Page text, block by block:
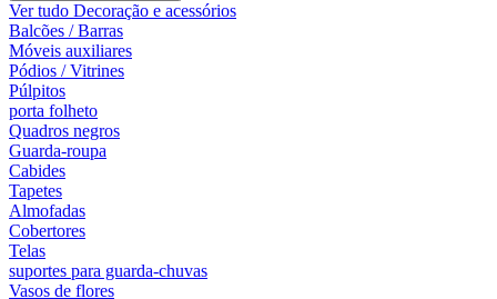
Ver tudo Decoração e acessórios
Balcões / Barras
Móveis auxiliares
Pódios / Vitrines
Púlpitos
porta folheto
Quadros negros
Guarda-roupa
Cabides
Tapetes
Almofadas
Cobertores
Telas
suportes para guarda-chuvas
Vasos de flores